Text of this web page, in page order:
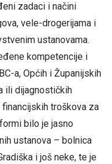
zadaci i načini
vele-drogerijama i
ustanovama.
kompetencije i
a, Općih i Županijskih
ili dijagnostičkih
troškova za
bilo je jasno
ustanova – bolnica
i još neke, te je